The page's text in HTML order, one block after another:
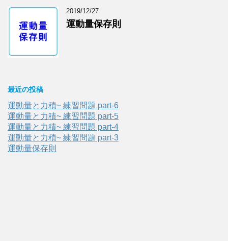
2019/12/27
運動量保存則
最近の投稿
運動量と力積~ 練習問題 part-6
運動量と力積~ 練習問題 part-5
運動量と力積~ 練習問題 part-4
運動量と力積~ 練習問題 part-3
運動量保存則